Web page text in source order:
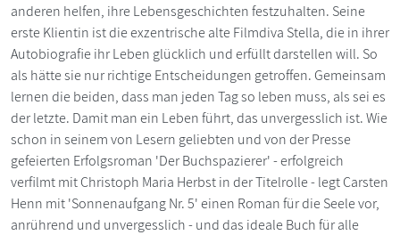
anderen helfen, ihre Lebensgeschichten festzuhalten. Seine
erste Klientin ist die exzentrische alte Filmdiva Stella, die in ihrer
Autobiografie ihr Leben glücklich und erfüllt darstellen will. So
als hätte sie nur richtige Entscheidungen getroffen. Gemeinsam
lernen die beiden, dass man jeden Tag so leben muss, als sei es
der letzte. Damit man ein Leben führt, das unvergesslich ist. Wie
schon in seinem von Lesern geliebten und von der Presse
gefeierten Erfolgsroman 'Der Buchspazierer' - erfolgreich
verfilmt mit Christoph Maria Herbst in der Titelrolle - legt Carsten
Henn mit 'Sonnenaufgang Nr. 5' einen Roman für die Seele vor,
anrührend und unvergesslich - und das ideale Buch für alle